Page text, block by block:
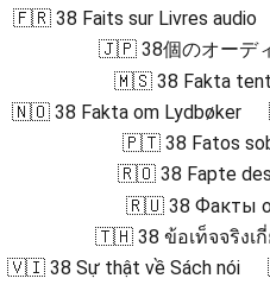
🇫🇷 38 Faits sur Livres audio
🇯🇵 38個のオーデ
🇲🇸 38 Fakta
🇳🇴 38 Fakta om Lydbøker
🇵🇹 38 Fatos
🇷🇴 38 Fapte
🇷🇺 38 Факты о
🇹🇭 38 ข้อเท็จจริงเ
🇻🇮 38 Sự thật về Sách nói